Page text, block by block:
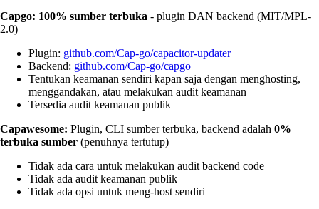
Capgo: 100% sumber terbuka - plugin DAN backend (MIT/MPL-
2.0)
Plugin: github.com/Cap-go/capacitor-updater
Backend: github.com/Cap-go/capgo
Tentukan keamanan sendiri kapan saja dengan menghosting,
menggandakan, atau melakukan audit keamanan
Tersedia audit keamanan publik
Capawesome: Plugin, CLI sumber terbuka, backend adalah 0%
terbuka sumber (penuhnya tertutup)
Tidak ada cara untuk melakukan audit backend code
Tidak ada audit keamanan publik
Tidak ada opsi untuk meng-host sendiri